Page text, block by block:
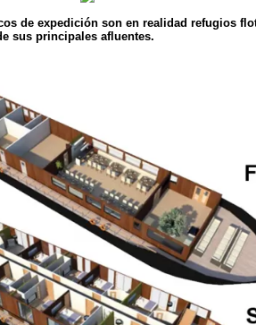
de expedición son en realidad refugios
sus principales afluentes.